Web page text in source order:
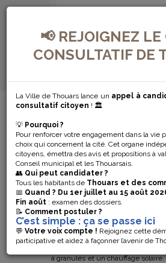
📢 REJOIGNEZ LE
CONSULTATIF DE
La Ville de Thouars lance un appel à
consultatif citoyen ! 🏛️
💡 Pourquoi ?
Pour renforcer votre engagement dans la vie
choix qui concernent la cité. Cet organe
citoyens, émettra des avis et propositions à
Conseil municipal et les Thouarsais.
👥 Qui peut candidater ?
Tous les habitants de Thouars et des
📅 Quand ? Du 1er juillet au 15 août
Fin août : examen des dossiers.
📝 Comment postuler ?
C’est simple : ça se passe ici
💬 Votre voix compte ! Rejoignez cette
participative et aidez à façonner l’avenir de
MENU DE
VISITE DE
CHANTIER
L’Espace Conseil France Rénov’
de Communes du Thouarsais
de chantier d’une maison en
basse consommation, le vendredi
15h00 à Thouars. Cette
isolée, est chauffée grâce à des
à granulés et un chauffage